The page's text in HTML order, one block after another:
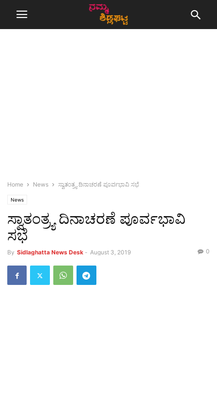
Home News ಸ್ವಾತಂತ್ರ್ಯ ದಿನಾಚರಣೆ ಪೂರ್ವಭಾವಿ ಸಭೆ
News
ಸ್ವಾತಂತ್ರ್ಯ ದಿನಾಚರಣೆ ಪೂರ್ವಭಾವಿ
ಸಭೆ
By Sidlaghatta News Desk - August 3, 2019 0